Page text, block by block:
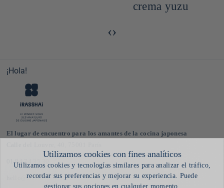
‹›
¡Hola!
El lugar de encuentro para los amantes de la cocina japonesa
01 84 74 35 30
hello@irasshai.co